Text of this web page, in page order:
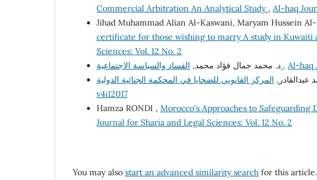
Commercial Arbitration An Analytical Study , Al-haq
Jihad Muhammad Alian Al-Kaswani, Maryam Hussein
certificate for those wishing to marry A study in Kuwaiti
Sciences: Vol. 12 No. 2
د. محمد جمال فؤاد محمد, , Al-haq
عبدالقادر,
v4i12017
Hamza RONDI , Morocco's Approaches to
Journal for Sharia and Legal Sciences: Vol. 12 No. 2
You may also start an advanced similarity search for this article.